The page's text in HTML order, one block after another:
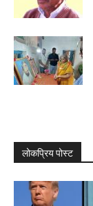
लोकप्रिय पोस्ट